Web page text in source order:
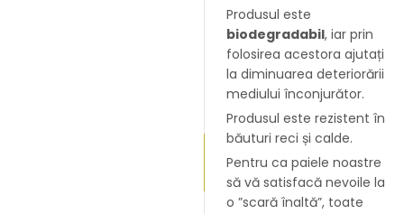
Produsul este
biodegradabil, iar prin
folosirea acestora ajutați
la diminuarea deteriorării
mediului înconjurător.
Produsul este rezistent în
băuturi reci și calde.
Pentru ca paiele noastre
să vă satisfacă nevoile la
o ”scară înaltă”, toate